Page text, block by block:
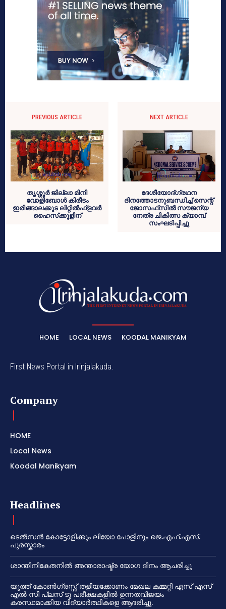
PREVIOUS ARTICLE
തൃശ്ശൂര്‍ ജില്ലാ മിനി
വോളിബോള്‍ കിരീടം
ഇരിങ്ങാലക്കുട ലിറ്റില്‍ഫ്‌ളവര്‍
ഹൈസ്‌ക്കൂളിന്
NEXT ARTICLE
ദേശീയോദ്ഗ്രഥന
ദിനത്തോടനുബന്ധിച്ച് സെന്റ്
ജോസഫ്‌സില്‍ സൗജന്യ
നേത്ര ചികിത്സ ക്യാമ്പ്
സംഘടിപ്പിച്ചു
HOME LOCAL NEWS KOODAL MANIKYAM
First News Portal in Irinjalakuda.
Company
HOME
Local News
Koodal Manikyam
Headlines
ടെൽസൻ കോട്ടോളിക്കും ലിയോ പോളിനും ജെ.എഫ്.എസ്.
പുരസ്കാരം
ശാന്തിനികേതനിൽ അന്താരാഷ്ട്ര യോഗ ദിനം ആചരിച്ചു
യൂത്ത് കോൺഗ്രസ്സ് തളിയക്കോണം മേഖല കമ്മറ്റി എസ് എസ്
എൽ സി പ്ലസ് ടു പരീക്ഷകളിൽ ഉന്നതവിജയം
കരസ്ഥമാക്കിയ വിദ്യാർത്ഥികളെ ആദരിച്ചു.